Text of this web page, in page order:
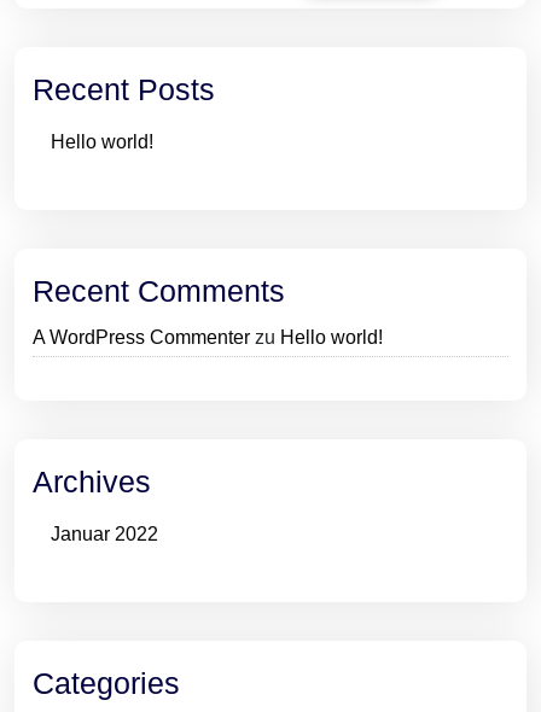
Recent Posts
Hello world!
Recent Comments
A WordPress Commenter zu Hello world!
Archives
Januar 2022
Categories